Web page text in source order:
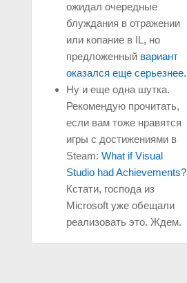
ожидал очередные
блуждания в отражении
или копание в IL, но
предложенный вариант
оказался еще серьезнее.
Ну и еще одна шутка.
Рекомендую прочитать,
если вам тоже нравятся
игры c достижениями в
Steam: What if Visual
Studio had Achievements?
Кстати, господа из
Microsoft уже обещали
реализовать это. Ждем.